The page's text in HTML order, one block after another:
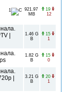
1
921.97
MB
19
12
|
1.46 G
B
15
1
1.82 G
B
15
0
|
3.21 G
B
20
1